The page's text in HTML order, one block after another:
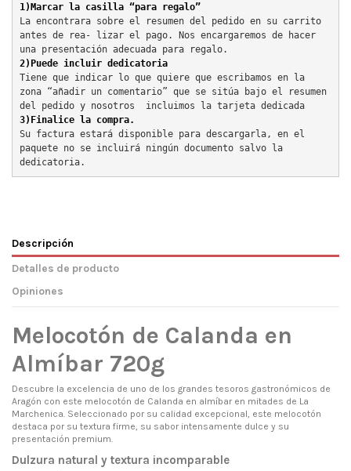
1)Marcar la casilla “para regalo”
La encontrara sobre el resumen del pedido en su carrito
antes de rea- lizar el pago. Nos encargaremos de hacer
una presentación adecuada para regalo.
2)Puede incluir dedicatoria
Tiene que indicar lo que quiere que escribamos en la
zona “añadir un comentario” que se sitúa bajo el resumen
del pedido y nosotros  incluimos la tarjeta dedicada
3)Finalice la compra.
Su factura estará disponible para descargarla, en el
paquete no se incluirá ningún documento salvo la
dedicatoria.
Descripción
Detalles de producto
Opiniones
Melocotón de Calanda en
Almíbar 720g
Descubre la excelencia de uno de los grandes tesoros gastronómicos de
Aragón con este melocotón de Calanda en almíbar en mitades de La
Marchenica. Seleccionado por su calidad excepcional, este melocotón
destaca por su textura firme, su sabor intensamente dulce y su
presentación premium.
Dulzura natural y textura incomparable